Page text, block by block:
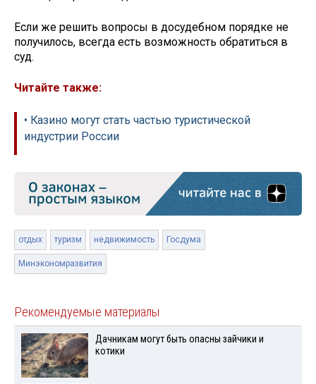
Если же решить вопросы в досудебном порядке не
получилось, всегда есть возможность обратиться в
суд.
Читайте также:
• Казино могут стать частью туристической
индустрии России
отдых туризм недвижимость Госдума
Минэкономразвития
Рекомендуемые материалы
Дачникам могут быть опасны зайчики и
котики